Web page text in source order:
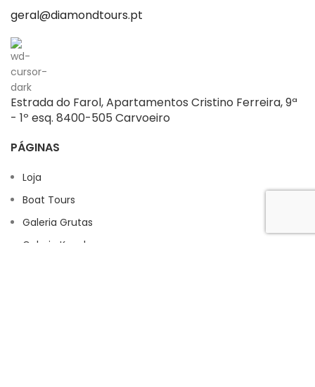
geral@diamondtours.pt
Estrada do Farol, Apartamentos Cristino Ferreira, 9ª
- 1º esq. 8400-505 Carvoeiro
PÁGINAS
Loja
Boat Tours
Galeria Grutas
Galeria Kayaks